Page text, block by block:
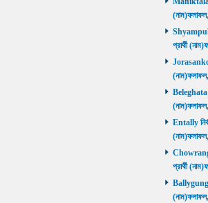
প্রার্থী
Jorasanko
Beleghata
Entally
প্রার্থী
Ballygunge